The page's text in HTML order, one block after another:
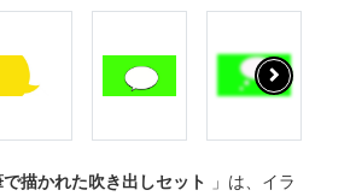
で描かれた吹き出しセット
」は、イラ